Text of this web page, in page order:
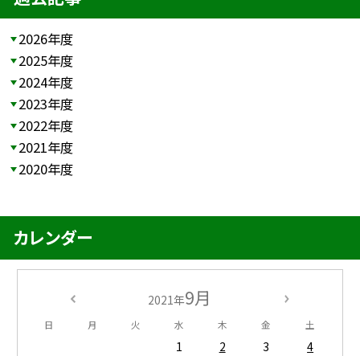
2026年度
2025年度
2024年度
2023年度
2022年度
2021年度
2020年度
カレンダー
2021年9月
日 月 火 水 木 金 土
1 2 3
4